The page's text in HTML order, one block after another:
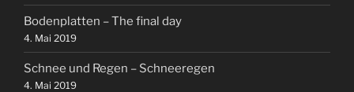
Bodenplatten – The final day
4. Mai 2019
Schnee und Regen – Schneeregen
4. Mai 2019